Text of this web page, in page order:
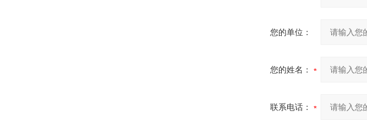
您的单位：
您的姓名：
联系电话：